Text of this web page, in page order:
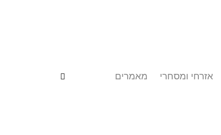
אזרחי ומסחרי מאמרים